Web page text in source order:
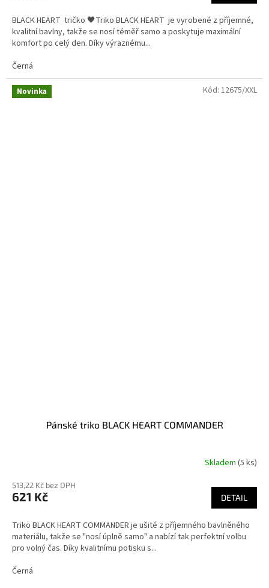
BLACK HEART tričko 🖤Triko BLACK HEART je vyrobené z příjemné,
kvalitní bavlny, takže se nosí téměř samo a poskytuje maximální
komfort po celý den. Díky výraznému...
Černá
Novinka
Pánské triko BLACK HEART COMMANDER
produktu
je
z
5
hvězdiček.
Skladem(5 ks)
513,22 Kč bez DPH
621 Kč DETAIL
Triko BLACK HEART COMMANDER je ušité z příjemného bavlněného
materiálu, takže se "nosí úplně samo" a nabízí tak perfektní volbu
pro volný čas. Díky kvalitnímu potisku s...
Černá
Kód: 12675/XXL